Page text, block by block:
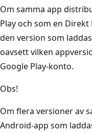
Om samma app
Play och som en
den version som
oavsett vilken
Google Play-konto.
Obs!
Om flera versioner av
Android-app som